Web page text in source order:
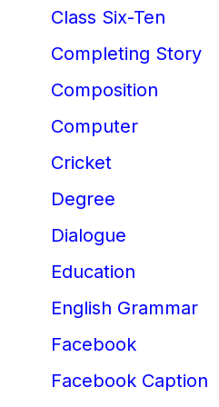
Class Six-Ten
Completing Story
Composition
Computer
Cricket
Degree
Dialogue
Education
English Grammar
Facebook
Facebook Caption